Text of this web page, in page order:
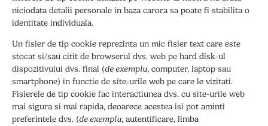
niciodata detalii personale in baza carora sa poate fi stabilita o
identitate individuala.
Un fisier de tip cookie reprezinta un mic fisier text care este
stocat si/sau citit de browserul dvs. web pe hard disk-ul
dispozitivului dvs. final (de exemplu, computer, laptop sau
smartphone) in functie de site-urile web pe care le vizitati.
Fisierele de tip cookie fac interactiunea dvs. cu site-urile web
mai sigura si mai rapida, deoarece acestea isi pot aminti
preferintele dvs. (de exemplu, autentificare, limba